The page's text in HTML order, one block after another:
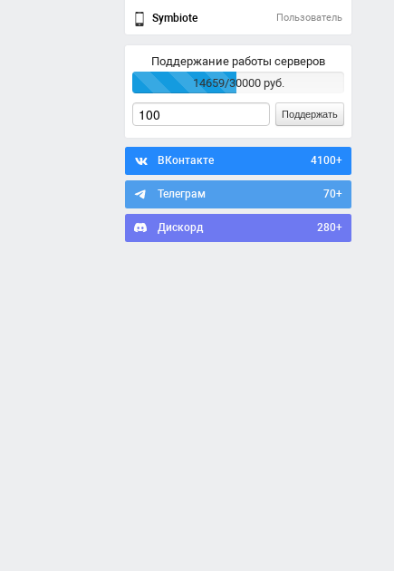
Symbiote Пользователь
Поддержание работы серверов
14659/30000 руб.
Поддержать
ВКонтакте 4100+
Телеграм 70+
Дискорд 280+